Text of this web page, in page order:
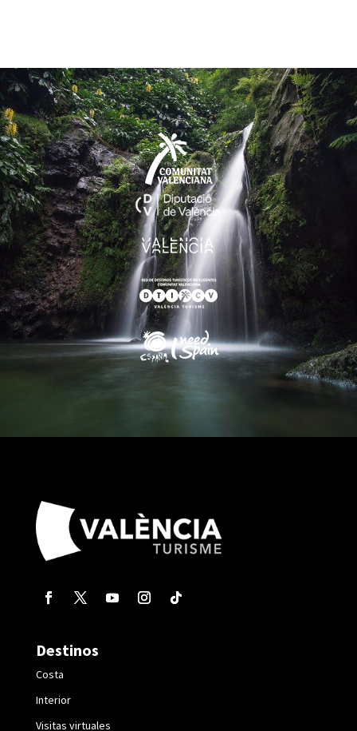
Destinos
Costa
Interior
Visitas virtuales